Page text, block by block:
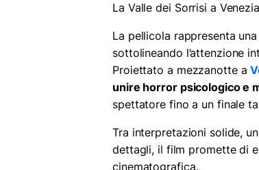
La Valle dei Sorrisi a
La pellicola rappresenta
sottolineando l’attenzione
Proiettato a mezzanotte a
unire horror psicologico e
spettatore fino a un finale
Tra interpretazioni solide,
dettagli, il film promette di
cinematografica.